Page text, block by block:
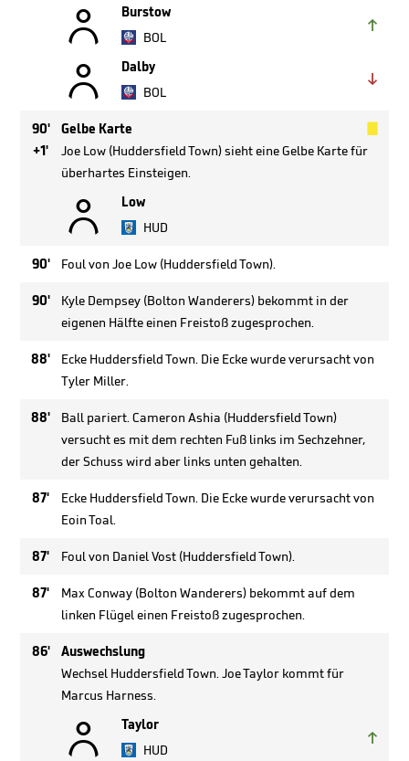

Burstow
BOL


Dalby
BOL

90'
+1'
Gelbe Karte
Joe Low (Huddersfield Town) sieht eine Gelbe Karte für
überhartes Einsteigen.

Low
HUD
90' Foul von Joe Low (Huddersfield Town).
90'
Kyle Dempsey (Bolton Wanderers) bekommt in der
eigenen Hälfte einen Freistoß zugesprochen.
88'
Ecke Huddersfield Town. Die Ecke wurde verursacht von
Tyler Miller.
88'
Ball pariert. Cameron Ashia (Huddersfield Town)
versucht es mit dem rechten Fuß links im Sechzehner,
der Schuss wird aber links unten gehalten.
87'
Ecke Huddersfield Town. Die Ecke wurde verursacht von
Eoin Toal.
87' Foul von Daniel Vost (Huddersfield Town).
87'
Max Conway (Bolton Wanderers) bekommt auf dem
linken Flügel einen Freistoß zugesprochen.
86'
Auswechslung
Wechsel Huddersfield Town. Joe Taylor kommt für
Marcus Harness.

Taylor
HUD
